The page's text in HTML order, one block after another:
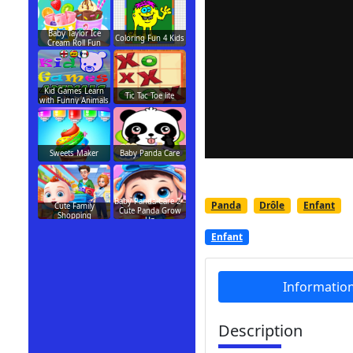
Panda Drôle Enfant
Enfant
Description
Baby Taylor Ice
Cream Roll Fun
Coloring Fun 4 Kids
Kid Games Learn
with Funny Animals
Tic Tac Toe lite
Sweets Maker Baby Panda Care
Cute Family
Shopping
Baby Panda Care 2 -
Cute Panda Grow
Up